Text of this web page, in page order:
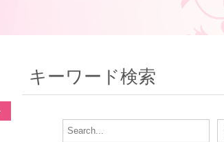
キーワード検索